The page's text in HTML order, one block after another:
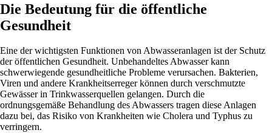
Die Bedeutung für die öffentliche
Gesundheit
Eine der wichtigsten Funktionen von Abwasseranlagen ist der Schutz
der öffentlichen Gesundheit. Unbehandeltes Abwasser kann
schwerwiegende gesundheitliche Probleme verursachen. Bakterien,
Viren und andere Krankheitserreger können durch verschmutzte
Gewässer in Trinkwasserquellen gelangen. Durch die
ordnungsgemäße Behandlung des Abwassers tragen diese Anlagen
dazu bei, das Risiko von Krankheiten wie Cholera und Typhus zu
verringern.